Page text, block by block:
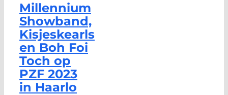
Millennium
Showband,
Kisjeskearls
en Boh Foi
Toch op
PZF 2023
in Haarlo